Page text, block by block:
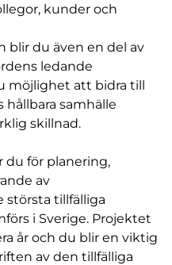
kunder och
blir du även en del av
ledande
möjlighet att bidra till
samhälle
skillnad.
du för planering,
av
största tillfälliga
i Sverige. Projektet
år och du blir en viktig
av den tillfälliga